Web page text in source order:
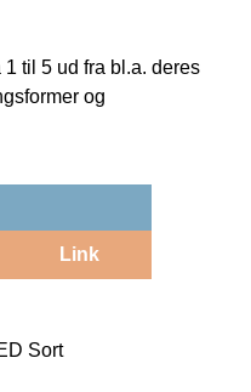
til 5 ud fra bl.a. deres
og
Link
Sort